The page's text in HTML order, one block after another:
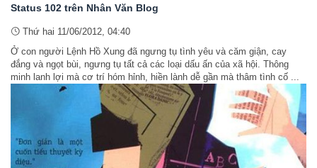
Status 102 trên Nhân Văn Blog
Thứ hai 11/06/2012, 04:40
Ở con người Lệnh Hồ Xung đã ngưng tụ tình yêu và căm giận, cay
đắng và ngọt bùi, ngưng tụ tất cả các loại dấu ấn của xã hội. Thông
minh lanh lợi mà cơ trí hóm hỉnh, hiền lành dễ gần mà thâm tình cố ...